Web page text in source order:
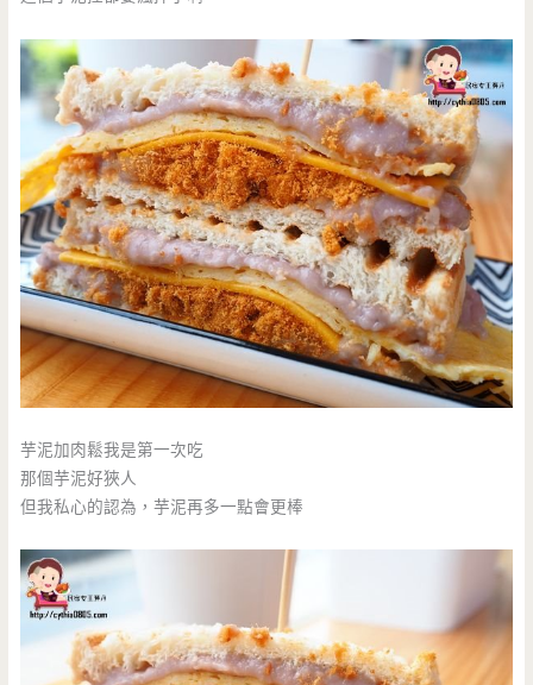
芋泥加肉鬆我是第一次吃
那個芋泥好狹人
但我私心的認為，芋泥再多一點會更棒